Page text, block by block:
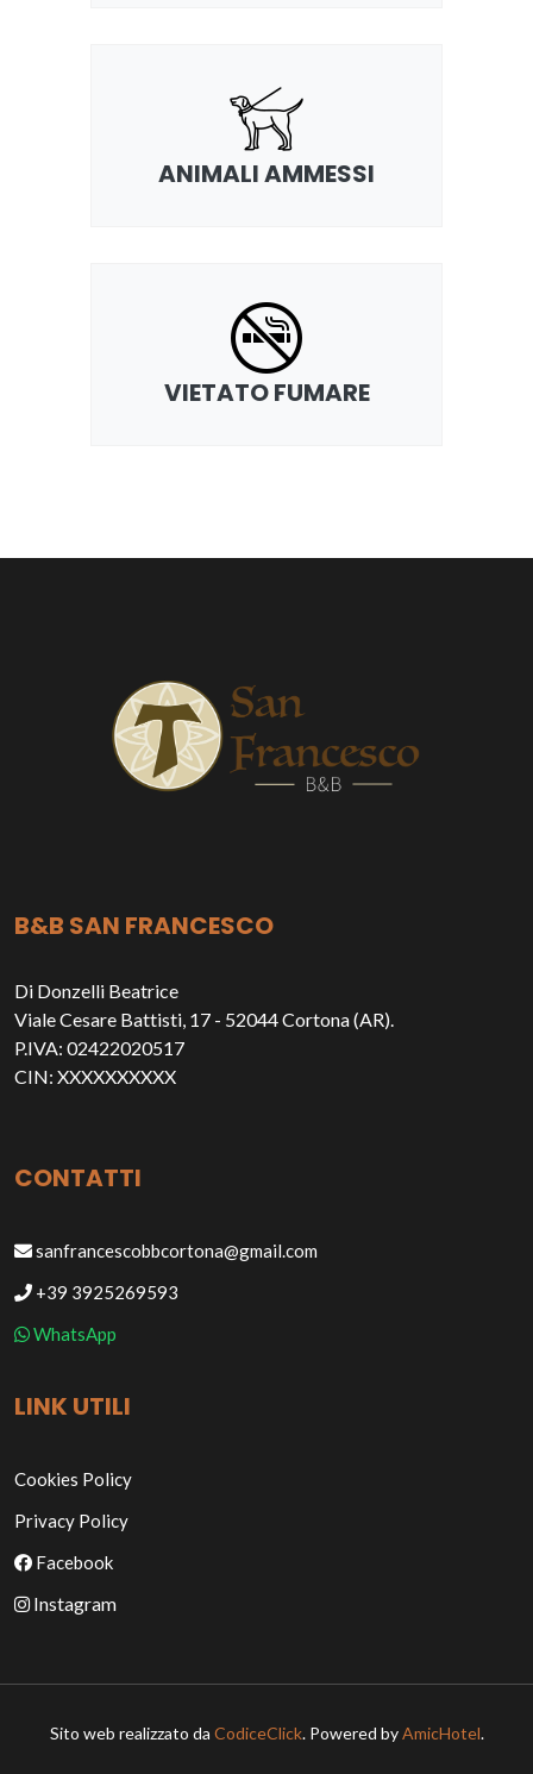
ANIMALI AMMESSI
VIETATO FUMARE
B&B SAN FRANCESCO
Di Donzelli Beatrice
Viale Cesare Battisti, 17 - 52044 Cortona (AR).
P.IVA: 02422020517
CIN: XXXXXXXXXX
CONTATTI
sanfrancescobbcortona@gmail.com
+39 3925269593
WhatsApp
LINK UTILI
Cookies Policy
Privacy Policy
Facebook
Instagram
Sito web realizzato da CodiceClick. Powered byAmicHotel.